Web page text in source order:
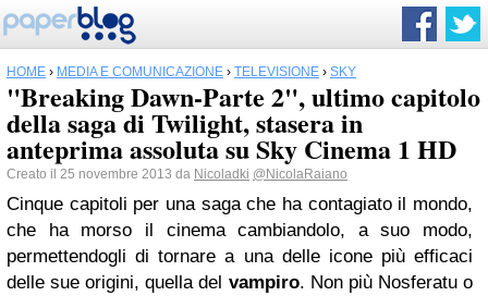
HOME › MEDIA E COMUNICAZIONE › TELEVISIONE › SKY
"Breaking Dawn-Parte 2", ultimo capitolo
della saga di Twilight, stasera in
anteprima assoluta su Sky Cinema 1 HD
Creato il 25 novembre 2013 da Nicoladki @NicolaRaiano
Cinque capitoli per una saga che ha contagiato il mondo,
che ha morso il cinema cambiandolo, a suo modo,
permettendogli di tornare a una delle icone più efficaci
delle sue origini, quella del vampiro. Non più Nosferatu o